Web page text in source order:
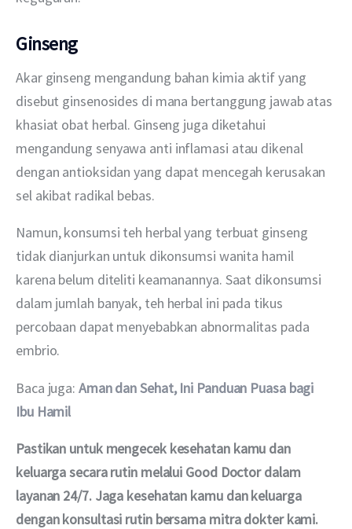
Ginseng
Akar ginseng mengandung bahan kimia aktif yang
disebut ginsenosides di mana bertanggung jawab atas
khasiat obat herbal. Ginseng juga diketahui
mengandung senyawa anti inflamasi atau dikenal
dengan antioksidan yang dapat mencegah kerusakan
sel akibat radikal bebas.
Namun, konsumsi teh herbal yang terbuat ginseng
tidak dianjurkan untuk dikonsumsi wanita hamil
karena belum diteliti keamanannya. Saat dikonsumsi
dalam jumlah banyak, teh herbal ini pada tikus
percobaan dapat menyebabkan abnormalitas pada
embrio.
Baca juga: Aman dan Sehat, Ini Panduan Puasa bagi
Ibu Hamil
Pastikan untuk mengecek kesehatan kamu dan
keluarga secara rutin melalui Good Doctor dalam
layanan 24/7. Jaga kesehatan kamu dan keluarga
dengan konsultasi rutin bersama mitra dokter kami.